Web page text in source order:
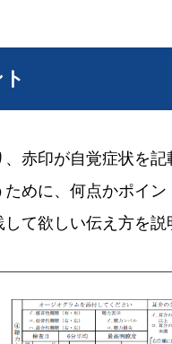
赤印が自覚症状を
めに、何点かポイ
て欲しい伝え方を説